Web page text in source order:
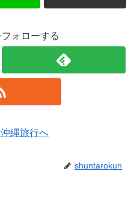
ォローする
shuntarokun